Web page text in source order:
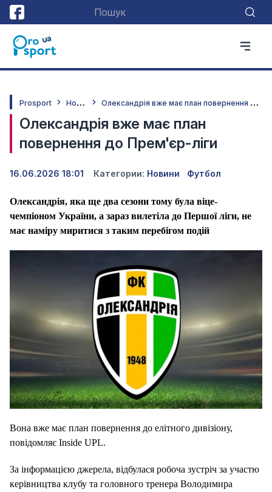
Prosport Н
овини О
лександрія вже має план повернення до Прем'єр-ліги
Олександрія вже має план
повернення до Прем'єр-ліги
16.06.2026 18:01 Категории: Новини Футбол
Олександрія, яка ще два сезони тому була віце-
чемпіоном України, а зараз вилетіла до Першої ліги, не
має наміру миритися з таким перебігом подій
Вона вже має план повернення до елітного дивізіону,
повідомляє Inside UPL.
За інформацією джерела, відбулася робоча зустріч за участю
керівництва клубу та головного тренера Володимира